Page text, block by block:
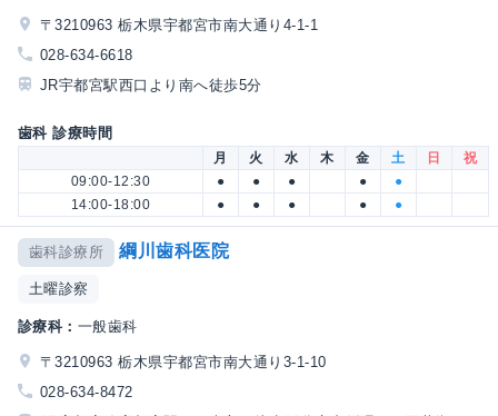
〒3210963 栃木県宇都宮市南大通り4-1-1
028-634-6618
JR宇都宮駅西口より南へ徒歩5分
歯科 診療時間
月 火 水 木 金 土 日
祝
09:00-12:30
● ● ● ●
●
14:00-18:00
● ● ● ● ●
歯科診療所 綱川歯科医院
土曜診察
診療科： 一般歯科
〒3210963 栃木県宇都宮市南大通り3-1-10
028-634-8472